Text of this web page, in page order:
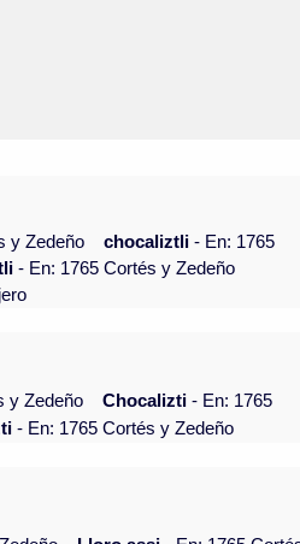
y Zedeño chocaliztli- En: 1765
- En: 1765 Cortés y Zedeño
y Zedeño Chocalizti - En: 1765
- En: 1765 Cortés y Zedeño